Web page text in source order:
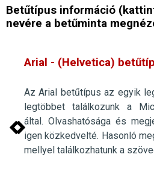
Betűtípus információ
nevére a betűminta
Arial - (Helvetica)
Az Arial betűtípus az egyik
legtöbbet találkozunk a
által. Olvashatósága és
igen közkedvelté. Hasonló
mellyel találkozhatunk a